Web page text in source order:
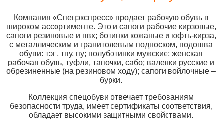
Компания «Спецэкспресс» продает рабочую обувь в
широком ассортименте. Это и сапоги рабочие кирзовые,
сапоги резиновые и пвх; ботинки кожаные и юфть-кирза,
с металлическим и гранитолевым подноском, подошва
обуви: тэп, тпу, пу; полуботинки мужские; женская
рабочая обувь, туфли, тапочки, сабо; валенки русские и
обрезиненные (на резиновом ходу); сапоги войлочные –
бурки.
Коллекция спецобуви отвечает требованиям
безопасности труда, имеет сертификаты соответствия,
обладает высокими защитными свойствами.